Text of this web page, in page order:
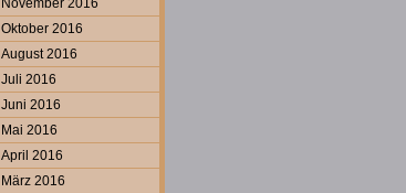
November 2016
Oktober 2016
August 2016
Juli 2016
Juni 2016
Mai 2016
April 2016
März 2016